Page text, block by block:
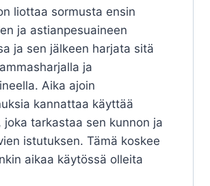
liottaa sormusta ensin
ja astianpesuaineen
ja sen jälkeen harjata sitä
ja
Aika ajoin
kannattaa käyttää
joka tarkastaa sen kunnon ja
istutuksen. Tämä koskee
aikaa käytössä olleita